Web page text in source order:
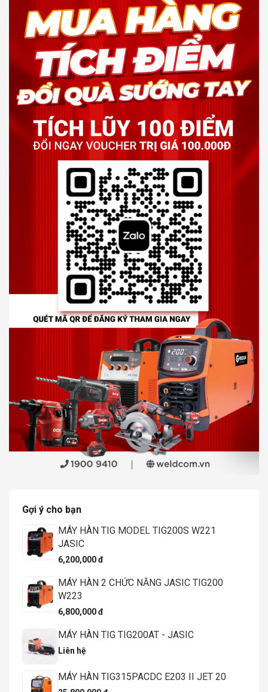
Gợi ý cho bạn
MÁY HÀN TIG MODEL TIG200S W221
JASIC
6,200,000 đ
MÁY HÀN 2 CHỨC NĂNG JASIC TIG200
W223
6,800,000 đ
MÁY HÀN TIG TIG200AT - JASIC
Liên hệ
MÁY HÀN TIG315PACDC E203 II JET 20